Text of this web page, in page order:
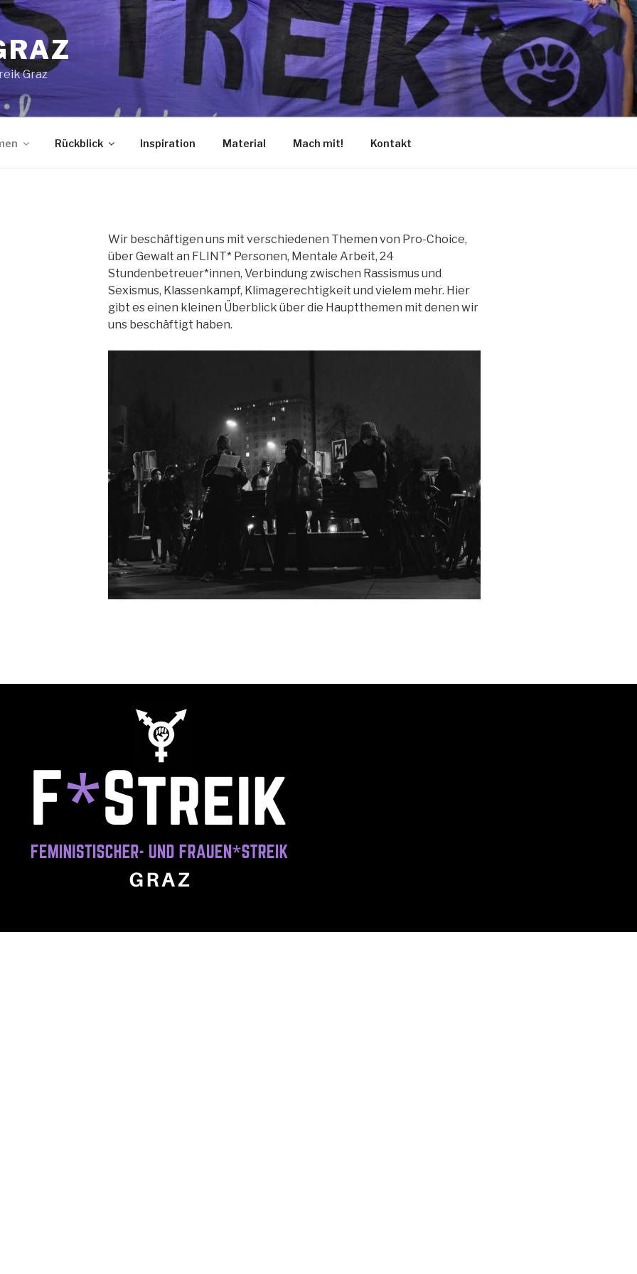
Graz
Rückblick Inspiration Material Mach mit! Kontakt
Wir beschäftigen uns mit verschiedenen Themen von Pro-Choice,
über Gewalt an FLINT* Personen, Mentale Arbeit, 24
Stundenbetreuer*innen, Verbindung zwischen Rassismus und
Sexismus, Klassenkampf, Klimagerechtigkeit und vielem mehr. Hier
gibt es einen kleinen Überblick über die Hauptthemen mit denen wir
uns beschäftigt haben.